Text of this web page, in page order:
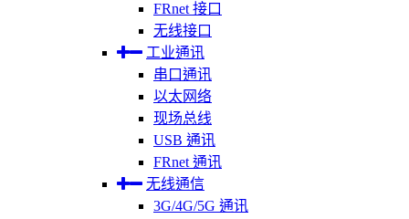
FRnet 接口
无线接口
工业通讯
串口通讯
以太网络
现场总线
USB 通讯
FRnet 通讯
无线通信
3G/4G/5G 通讯